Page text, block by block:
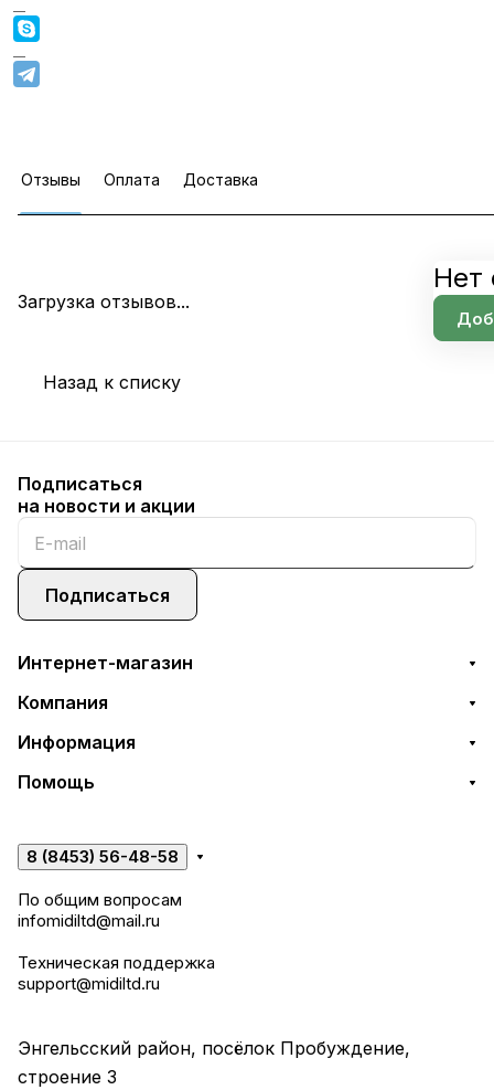
Отзывы Оплата Доставка
Загрузка отзывов...
Нет
Назад к списку
Подписаться
на новости и акции
Подписаться
Интернет-магазин
Компания
Информация
Помощь
8 (8453) 56-48-58
По общим вопросам
infomidiltd@mail.ru
Техническая поддержка
support@midiltd.ru
Энгельсский район, посёлок Пробуждение,
строение 3